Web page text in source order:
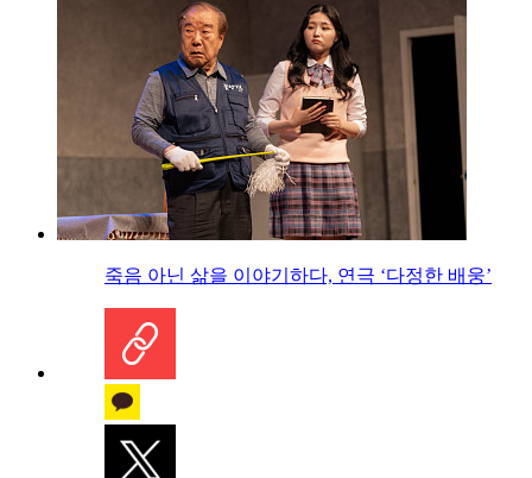
죽음 아닌 삶을 이야기하다, 연극 ‘다정한 배웅’